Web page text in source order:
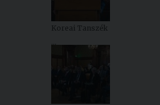
Koreai Tanszék